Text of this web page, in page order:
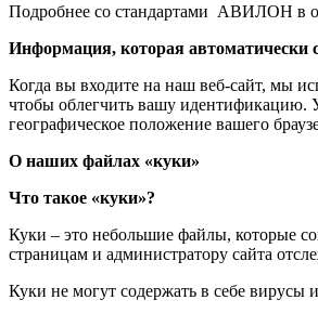
Подробнее со стандартами АВИЛОН в
Информация, которая автоматически
Когда вы входите на наш веб-сайт, мы
чтобы облегчить вашу идентификацию.
географическое положение вашего
О наших файлах «куки»
Что такое «куки»?
Куки – это небольшие файлы, которые
страницам и администратору сайта
Куки не могут содержать в себе